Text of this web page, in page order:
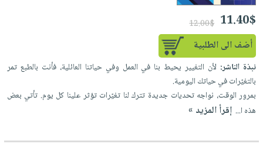
11.40$
12.00$
أضف الى الطلبية
نبذة الناشر: لأن التغيير يحيط بنا في العمل وفي حياتنا العائلية، فأنت بالطبع تمر
بالتغيّرات في حياتك اليومية.
بمرور الوقت، نواجه تحديات جديدة تترك لنا تغيّرات تؤثر علينا كل يوم. تأتي بعض
هذه ا... إقرأ المزيد »